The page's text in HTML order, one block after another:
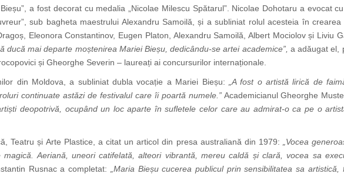
a fost decorat cu medalia „Nicolae Milescu Spătarul”. Nicolae Dohotaru a evocat
sub bagheta maestrului Alexandru Samoilă, și a subliniat rolul acesteia în
Eleonora Constantinov, Eugen Platon, Alexandru Samoilă, Albert Mociolov și Liviu
ducă mai departe moștenirea Mariei Bieșu, dedicându-se artei academice”, a adăugat el,
și Gheorghe Severin – laureați ai concursurilor internaționale.
din Moldova, a subliniat dubla vocație a Mariei Bieșu:
„A fost o artistă lirică de
continuate astăzi de festivalul care îi poartă numele.”Academicianul Gheorghe
deopotrivă, ocupând un loc aparte în sufletele celor care au admirat-o ca pe o
Teatru și Arte Plastice, a citat un articol din presa australiană din 1979:
„Vocea
Aeriană, uneori catifelată, alteori vibrantă, mereu caldă și clară, vocea sa
Rusnac a completat:
„Maria Bieșu cucerea publicul prin sensibilitatea sa